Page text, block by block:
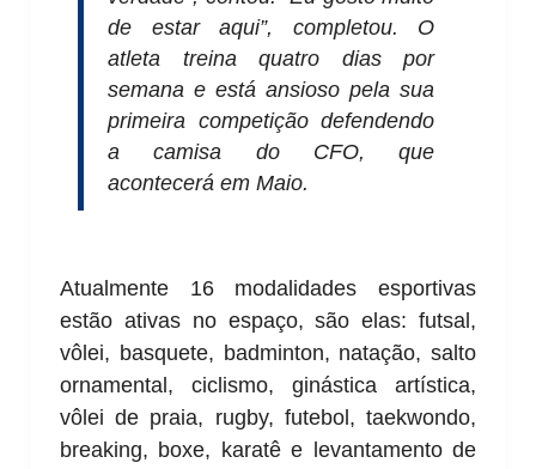
de estar aqui”, completou. O
atleta treina quatro dias por
semana e está ansioso pela sua
primeira competição defendendo
a camisa do CFO, que
acontecerá em Maio.
Atualmente 16 modalidades esportivas
estão ativas no espaço, são elas: futsal,
vôlei, basquete, badminton, natação, salto
ornamental, ciclismo, ginástica artística,
vôlei de praia, rugby, futebol, taekwondo,
breaking, boxe, karatê e levantamento de